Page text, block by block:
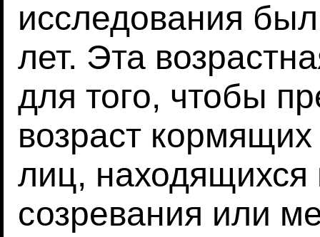
исследования
лет. Эта
для того, чтобы
возраст
лиц, находящихся
созревания или